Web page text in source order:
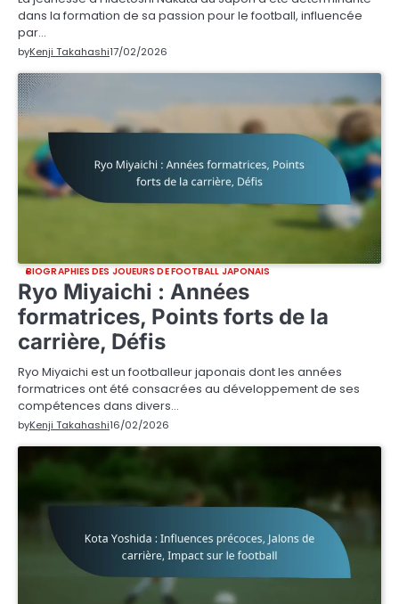
dans la formation de sa passion pour le football, influencée
par…
byKenji Takahashi17/02/2026
BIOGRAPHIES DES JOUEURS DE FOOTBALL JAPONAIS
Ryo Miyaichi : Années
formatrices, Points forts de la
carrière, Défis
Ryo Miyaichi est un footballeur japonais dont les années
formatrices ont été consacrées au développement de ses
compétences dans divers…
byKenji Takahashi16/02/2026